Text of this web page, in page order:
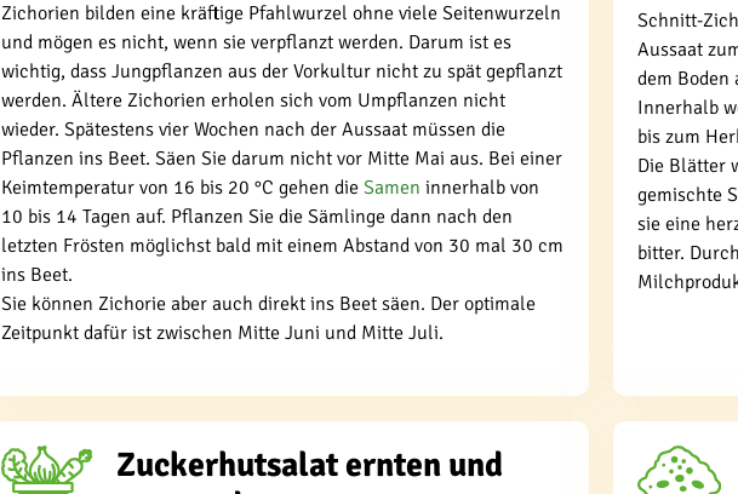
Zichorien bilden eine kräftige Pfahlwurzel ohne viele Seitenwurzeln
und mögen es nicht, wenn sie verpflanzt werden. Darum ist es
wichtig, dass Jungpflanzen aus der Vorkultur nicht zu spät gepflanzt
werden. Ältere Zichorien erholen sich vom Umpflanzen nicht
wieder. Spätestens vier Wochen nach der Aussaat müssen die
Pflanzen ins Beet. Säen Sie darum nicht vor Mitte Mai aus. Bei einer
Keimtemperatur von 16 bis 20 °C gehen die Samen innerhalb von
10 bis 14 Tagen auf. Pflanzen Sie die Sämlinge dann nach den
letzten Frösten möglichst bald mit einem Abstand von 30 mal 30 cm
ins Beet.
Sie können Zichorie aber auch direkt ins Beet säen. Der optimale
Zeitpunkt dafür ist zwischen Mitte Juni und Mitte Juli.
Schnitt-
Aussaat
dem Boden
Innerhalb
bis zum
Die Blätter
gemischte
sie eine
bitter.
Zuckerhutsalat ernten und